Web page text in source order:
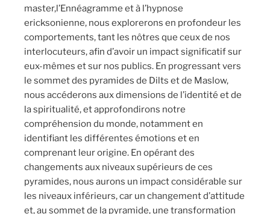
master,l’Ennéagramme et à l’hypnose
ericksonienne, nous explorerons en profondeur les
comportements, tant les nôtres que ceux de nos
interlocuteurs, afin d’avoir un impact significatif sur
eux-mêmes et sur nos publics. En progressant vers
le sommet des pyramides de Dilts et de Maslow,
nous accéderons aux dimensions de l’identité et de
la spiritualité, et approfondirons notre
compréhension du monde, notamment en
identifiant les différentes émotions et en
comprenant leur origine. En opérant des
changements aux niveaux supérieurs de ces
pyramides, nous aurons un impact considérable sur
les niveaux inférieurs, car un changement d’attitude
et, au sommet de la pyramide, une transformation